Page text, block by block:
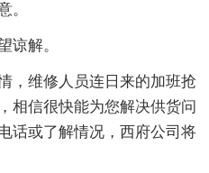
。
谅解。
，维修人员连日来的加班抢
相信很快能为您解决供货问
话或了解情况，西府公司将